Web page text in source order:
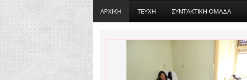
ΑΡΧΙΚΗ ΤΕΥΧΗ ΣΥΝΤΑΚΤΙΚΗ ΟΜΑΔΑ